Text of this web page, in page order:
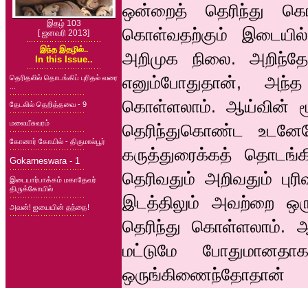
இதழ் 103
[ ஜனவரி 2013]
இந்த இதழில்..
In this Issue..
தெரிதலில் தொடங்கிப் புரிதல் வரை
தேடலில் தெறித்தவை - 9
மலையீசுவரம்
கோனார் கோயில் - திருமால்பூர்
Gokarneswara - 1
இடையார்பாக்கம் மகாதேவர்
திருக்கோயில்
அவன்! ஐயையின் தந்தை!
ஒன்றைத் தெரிந்து
கொள்வதற்கும் இடையில்
அறிமுக நிலை.
எனும்போதுதான்,
கொள்ளலாம். ஆய்வின்
தெரிந்துகொண்ட
கருத்துரைக்கத்
தெரிவதும் அறிவதும்
இடத்திலும் அவற்றை
தெரிந்து
மட்டுமே
ஒருங்கிணைந்தோதான்